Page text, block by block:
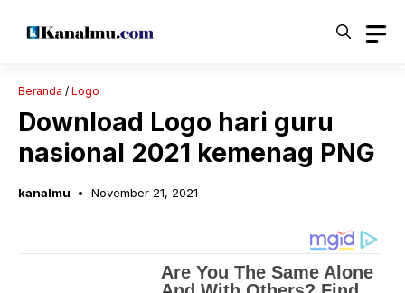
Beranda / Logo
Download Logo hari guru
nasional 2021 kemenag PNG
kanalmu November 21, 2021